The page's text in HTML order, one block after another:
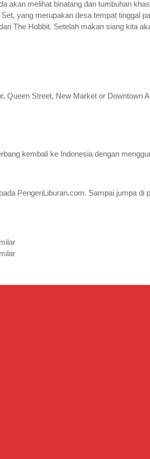
akan melihat binatang dan tumbuhan
yang merupakan desa tempat tinggal
The Hobbit. Setelah makan siang kita
Queen Street, New Market or Downtown
kembali ke Indonesia dengan
PengenLiburan.com. Sampai jumpa di